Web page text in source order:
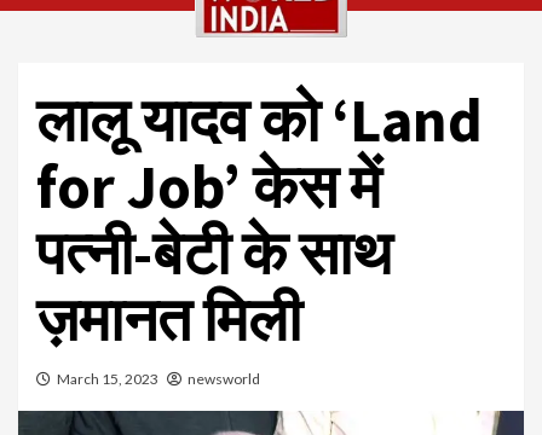
लालू यादव को ‘Land
for Job’ केस में
पत्नी-बेटी के साथ
ज़मानत मिली
March 15, 2023 newsworld